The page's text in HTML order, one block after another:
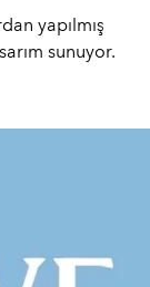
sunuyor.